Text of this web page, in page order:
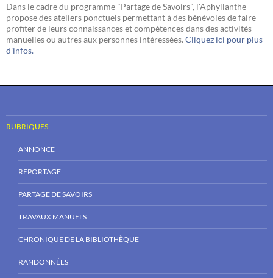
Dans le cadre du programme "Partage de Savoirs", l'Aphyllanthe
propose des ateliers ponctuels permettant à des bénévoles de faire
profiter de leurs connaissances et compétences dans des activités
manuelles ou autres aux personnes intéressées. Cliquez ici pour plus
d'infos.
RUBRIQUES
ANNONCE
REPORTAGE
PARTAGE DE SAVOIRS
TRAVAUX MANUELS
CHRONIQUE DE LA BIBLIOTHÈQUE
RANDONNÉES